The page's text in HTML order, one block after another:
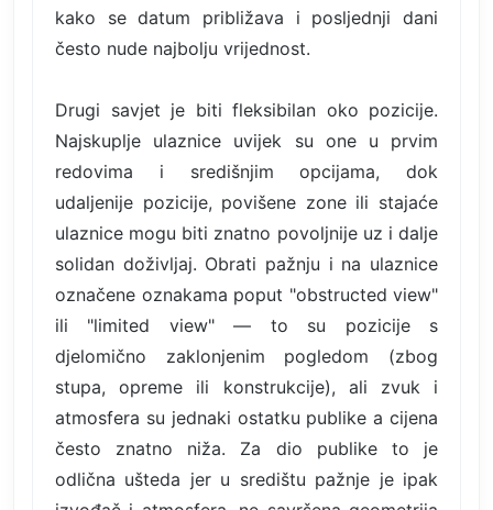
kako se datum približava i posljednji dani
često nude najbolju vrijednost.
Drugi savjet je biti fleksibilan oko pozicije.
Najskuplje ulaznice uvijek su one u prvim
redovima i središnjim opcijama, dok
udaljenije pozicije, povišene zone ili stajaće
ulaznice mogu biti znatno povoljnije uz i dalje
solidan doživljaj. Obrati pažnju i na ulaznice
označene oznakama poput "obstructed view"
ili "limited view" — to su pozicije s
djelomično zaklonjenim pogledom (zbog
stupa, opreme ili konstrukcije), ali zvuk i
atmosfera su jednaki ostatku publike a cijena
često znatno niža. Za dio publike to je
odlična ušteda jer u središtu pažnje je ipak